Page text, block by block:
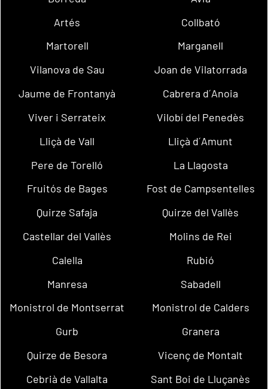
Artés
Collbató
Martorell
Marganell
Vilanova de Sau
Joan de Vilatorrada
Jaume de Frontanyà
Cabrera d´Anoia
Viver i Serrateix
Vilobí del Penedès
Lliçà de Vall
Lliçà d´Amunt
Pere de Torelló
La Llagosta
Fruitós de Bages
Fost de Campsentelles
Quirze Safaja
Quirze del Vallès
Castellar del Vallès
Molins de Rei
Calella
Rubió
Manresa
Sabadell
Monistrol de Montserrat
Monistrol de Calders
Gurb
Granera
Quirze de Besora
Vicenç de Montalt
Cebrià de Vallalta
Sant Boi de Lluçanès